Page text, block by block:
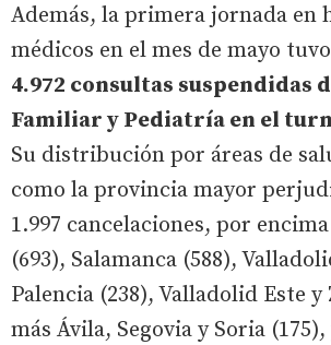
Además, la primera jornada en
médicos en el mes de mayo
4.972 consultas suspendidas
Familiar y Pediatría en el
Su distribución por áreas de
como la provincia mayor
1.997 cancelaciones, por
(693), Salamanca (588),
Palencia (238), Valladolid Este y
más Ávila, Segovia y Soria